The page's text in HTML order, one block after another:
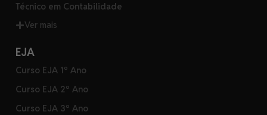
Técnico em Contabilidade
Ver mais
EJA
Curso EJA 1º Ano
Curso EJA 2º Ano
Curso EJA 3º Ano